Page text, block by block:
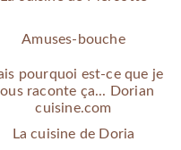
Amuses-bouche
pourquoi est-ce que je
raconte ça... Dorian
cuisine.com
La cuisine de Doria